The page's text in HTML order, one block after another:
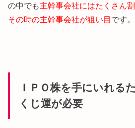
の中でも主幹事会社にはたくさん
その時の主幹事会社が狙い目 です。
ＩＰＯ株を手にいれる
くじ運が必要